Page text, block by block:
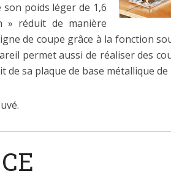
poids léger de 1,6
» réduit de manière
de coupe grâce à la fonction
permet aussi de réaliser des
sa plaque de base métallique